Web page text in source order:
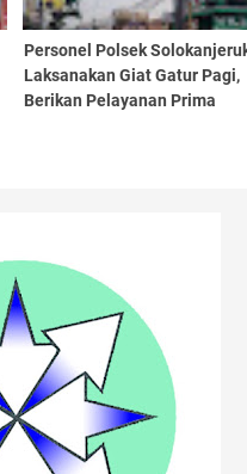
Personel Polsek
Laksanakan Giat Gatur Pagi,
Berikan Pelayanan Prima